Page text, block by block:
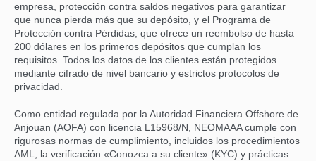
empresa, protección contra saldos negativos para garantizar
que nunca pierda más que su depósito, y el Programa de
Protección contra Pérdidas, que ofrece un reembolso de hasta
200 dólares en los primeros depósitos que cumplan los
requisitos. Todos los datos de los clientes están protegidos
mediante cifrado de nivel bancario y estrictos protocolos de
privacidad.
Como entidad regulada por la Autoridad Financiera Offshore de
Anjouan (AOFA) con licencia L15968/N, NEOMAAA cumple con
rigurosas normas de cumplimiento, incluidos los procedimientos
AML, la verificación «Conozca a su cliente» (KYC) y prácticas